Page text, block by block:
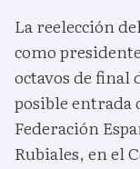
La reelección
como
octavos de final
posible entrada
Federación
Rubiales, en el